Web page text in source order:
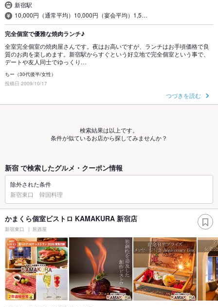
新宿駅
10,000円（通常平均）10,000円（宴会平均）1,5…
完全個室で優雅な焼肉ランチ♪
全室完全個室の焼肉屋さんです。夜はお高いですが、ランチはお手頃価格で良
質のお肉を楽しめます。新宿駅からすぐという好立地で完全個室という事で、
デートや友人同士でゆっくり…
ちー（30代後半/女性）
投稿日 2009/10/17
つづきを読む
検索結果は以上です。
条件が似ているお店から探してみませんか？
新宿 で検索したグルメ・クーポン情報
除外された条件
新宿東口 韓国料理
かまくら個室ビストロ KAMAKURA 新宿店
新宿東口 居酒屋